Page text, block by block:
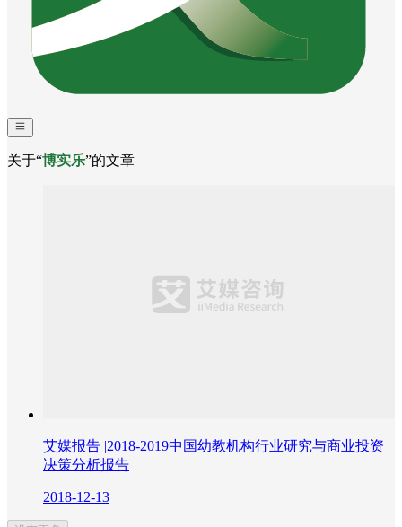
关于“博实乐”的文章
艾媒报告 |2018-2019中国幼教机构行业研究与商业投资
决策分析报告
2018-12-13